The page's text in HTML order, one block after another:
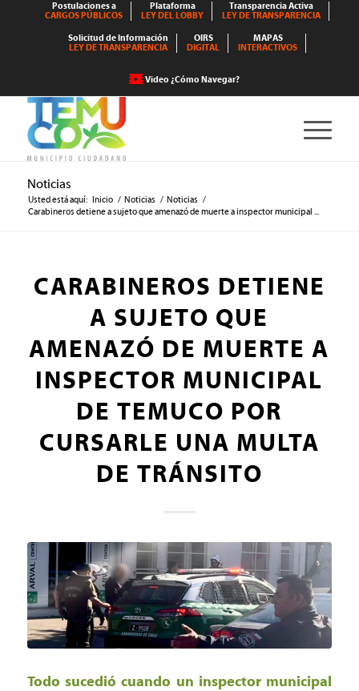
Postulaciones a
CARGOS PÚBLICOS
Plataforma
LEY DEL LOBBY
Transparencia Activa
LEY DE TRANSPARENCIA
Solicitud de Información
LEY DE TRANSPARENCIA
OIRS
DIGITAL
MAPAS
INTERACTIVOS
Video ¿Cómo Navegar?
Noticias
Usted está aquí: Inicio / Noticias / Noticias /
Carabineros detiene a sujeto que amenazó de muerte a inspector municipal ...
CARABINEROS DETIENE
A SUJETO QUE
AMENAZÓ DE MUERTE A
INSPECTOR MUNICIPAL
DE TEMUCO POR
CURSARLE UNA MULTA
DE TRÁNSITO
Todo sucedió cuando un inspector municipal